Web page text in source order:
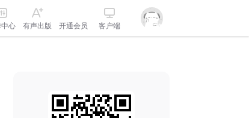
心 有声出版 开通会员 客户端